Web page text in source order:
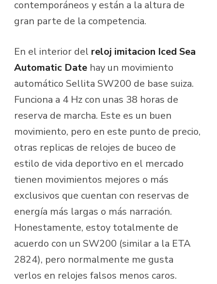
contemporáneos y están a la altura de
gran parte de la competencia.
En el interior del reloj imitacion Iced Sea
Automatic Date hay un movimiento
automático Sellita SW200 de base suiza.
Funciona a 4 Hz con unas 38 horas de
reserva de marcha. Este es un buen
movimiento, pero en este punto de precio,
otras replicas de relojes de buceo de
estilo de vida deportivo en el mercado
tienen movimientos mejores o más
exclusivos que cuentan con reservas de
energía más largas o más narración.
Honestamente, estoy totalmente de
acuerdo con un SW200 (similar a la ETA
2824), pero normalmente me gusta
verlos en relojes falsos menos caros.